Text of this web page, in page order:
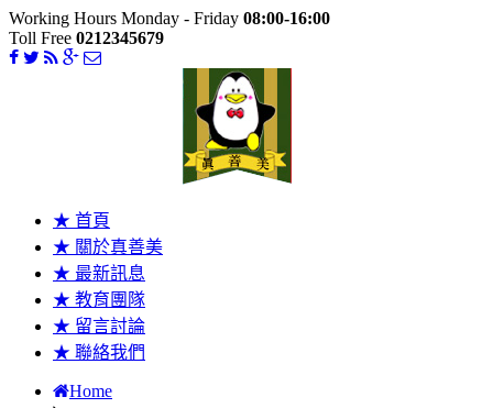
Working Hours Monday - Friday 08:00-16:00
Toll Free 0212345679
★ 首頁
★ 關於真善美
★ 最新訊息
★ 教育團隊
★ 留言討論
★ 聯絡我們
Home